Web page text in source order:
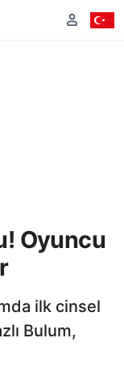
Oyuncu
ilk cinsel
Bulum,